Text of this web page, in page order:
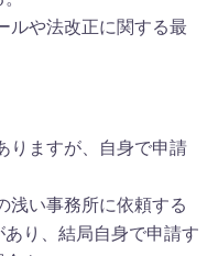
ルや法改正に関する最
りますが、自身で申請
浅い事務所に依頼する
り、結局自身で申請す